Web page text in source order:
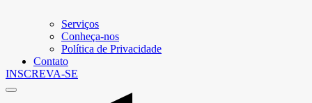
Serviços
Conheça-nos
Política de Privacidade
Contato
INSCREVA-SE